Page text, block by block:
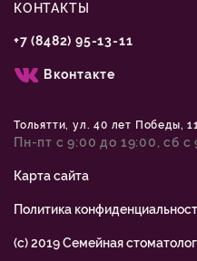
КОНТАКТЫ
+7 (8482) 95-13-11
Вконтакте
Тольятти, ул. 40 лет Победы,
Пн-пт с 9:00 до 19:00, сб с
Карта сайта
Политика
(с) 2019 Семейная